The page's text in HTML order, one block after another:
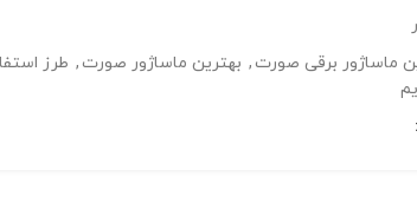
ماساژور برقی صورت , بهترین ماساژور صورت , طرز